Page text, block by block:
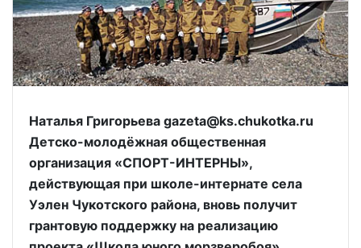
Наталья Григорьева gazeta@ks.chukotka.ru
Детско-молодёжная общественная
организация «СПОРТ-ИНТЕРНЫ»,
действующая при школе-интернате села
Уэлен Чукотского района, вновь получит
грантовую поддержку на реализацию